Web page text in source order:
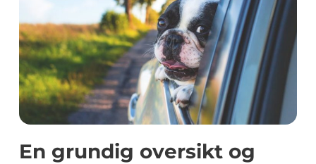
En grundig oversikt og